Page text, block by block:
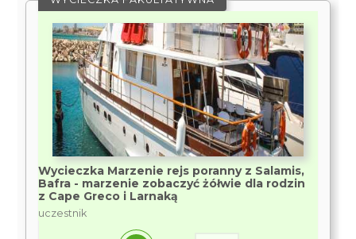
Wycieczka Marzenie rejs poranny z Salamis,
Bafra - marzenie zobaczyć żółwie dla rodzin
z Cape Greco i Larnaką
uczestnik